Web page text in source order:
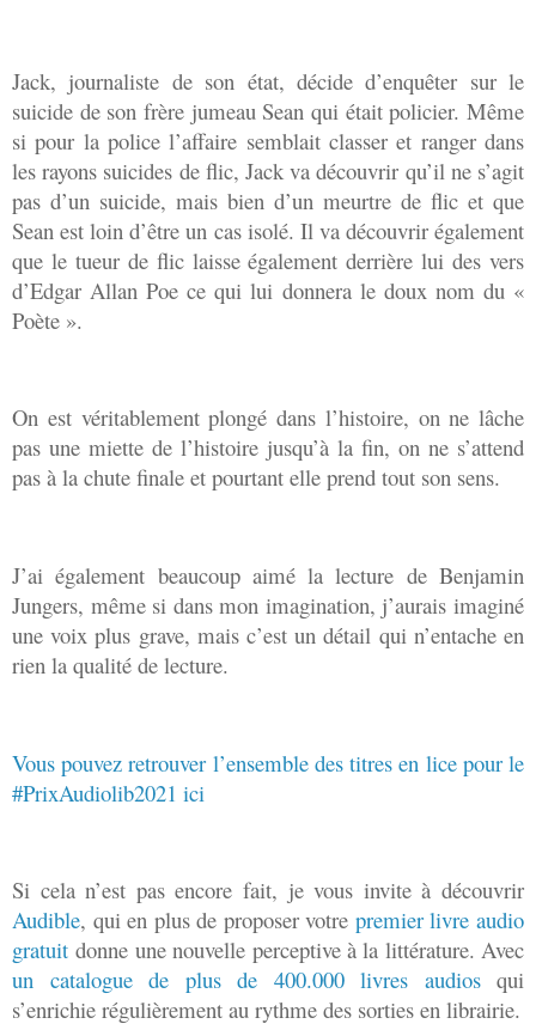
Jack, journaliste de son état, décide d’enquêter sur le
suicide de son frère jumeau Sean qui était policier. Même
si pour la police l’affaire semblait classer et ranger dans
les rayons suicides de flic, Jack va découvrir qu’il ne s’agit
pas d’un suicide, mais bien d’un meurtre de flic et que
Sean est loin d’être un cas isolé. Il va découvrir également
que le tueur de flic laisse également derrière lui des vers
d’Edgar Allan Poe ce qui lui donnera le doux nom du «
Poète ».
On est véritablement plongé dans l’histoire, on ne lâche
pas une miette de l’histoire jusqu’à la fin, on ne s’attend
pas à la chute finale et pourtant elle prend tout son sens.
J’ai également beaucoup aimé la lecture de Benjamin
Jungers, même si dans mon imagination, j’aurais imaginé
une voix plus grave, mais c’est un détail qui n’entache en
rien la qualité de lecture.
Vous pouvez retrouver l’ensemble des titres en lice pour le
#PrixAudiolib2021 ici
Si cela n’est pas encore fait, je vous invite à découvrir
Audible, qui en plus de proposer votre premier livre audio
gratuit donne une nouvelle perceptive à la littérature. Avec
un catalogue de plus de 400.000 livres audiosqui
s’enrichie régulièrement au rythme des sorties en librairie.